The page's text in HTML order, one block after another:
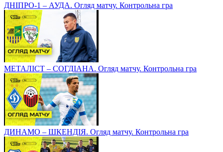
ДНІПРО-1 – АУДА. Огляд матчу. Контрольна гра
МЕТАЛІСТ – СОГДІАНА. Огляд матчу. Контрольна гра
ДИНАМО – ШКЕНДІЯ. Огляд матчу. Контрольна гра